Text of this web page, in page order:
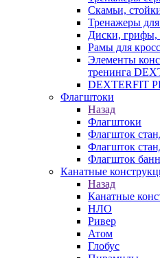
Скамьи,
Тренажеры
Диски, грифы,
Рамы для
Элементы
тренинга
DEXTERFIT
Флагштоки
Назад
Флагштоки
Флагшток
Флагшток
Флагшток
Канатные
Назад
Канатные
НЛО
Ривер
Атом
Глобус